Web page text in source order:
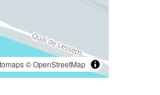
©OpenStreetMap